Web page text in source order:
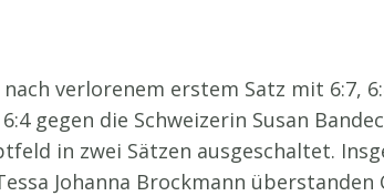
verlorenem erstem Satz mit 6:7,
gegen die Schweizerin Susan
in zwei Sätzen ausgeschaltet.
Johanna Brockmann überstanden